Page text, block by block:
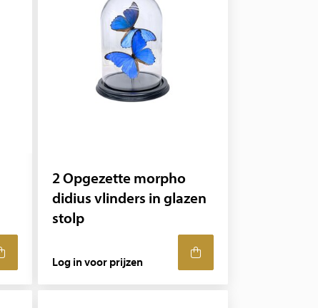
2 Opgezette morpho
didius vlinders in glazen
stolp
Log in voor prijzen